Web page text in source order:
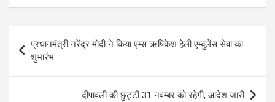
navigation
प्रधानमंत्री नरेंद्र मोदी ने किया एम्स ऋषिकेश हेली एम्बुलेंस सेवा का
शुभारंभ
दीपावली की छुट्टी 31 नवम्बर को रहेगी, आदेश जारी